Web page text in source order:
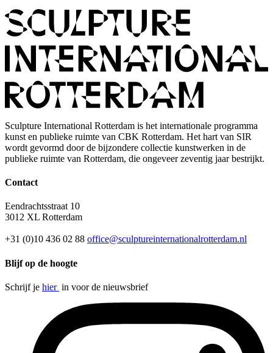
Sculpture International Rotterdam is het internationale programma
kunst en publieke ruimte van CBK Rotterdam. Het hart van SIR
wordt gevormd door de bijzondere collectie kunstwerken in de
publieke ruimte van Rotterdam, die ongeveer zeventig jaar bestrijkt.
Contact
Eendrachtsstraat 10
3012 XL Rotterdam
+31 (0)10 436 02 88 office@sculptureinternationalrotterdam.nl
Blijf op de hoogte
Schrijf je hier in voor de nieuwsbrief